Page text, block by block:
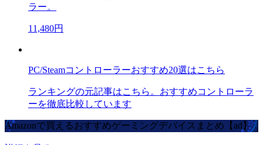
ラー。
11,480円
PC/Steamコントローラーおすすめ20選はこちら
ランキングの元記事はこちら。おすすめコントローラ
ーを徹底比較しています
Amazonで買えるおすすめゲーミングデバイスまとめ【ad】